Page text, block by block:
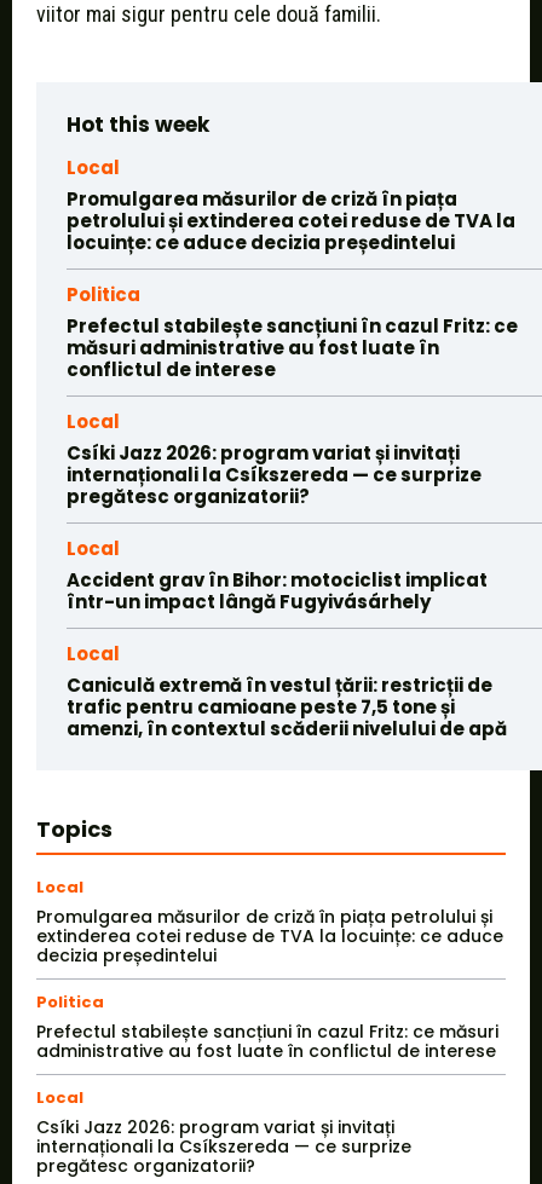
viitor mai sigur pentru cele două familii.
Hot this week
Local
Promulgarea măsurilor de criză în piața
petrolului și extinderea cotei reduse de TVA la
locuințe: ce aduce decizia președintelui
Politica
Prefectul stabilește sancțiuni în cazul Fritz: ce
măsuri administrative au fost luate în
conflictul de interese
Local
Csíki Jazz 2026: program variat și invitați
internaționali la Csíkszereda — ce surprize
pregătesc organizatorii?
Local
Accident grav în Bihor: motociclist implicat
într-un impact lângă Fugyivásárhely
Local
Caniculă extremă în vestul țării: restricții de
trafic pentru camioane peste 7,5 tone și
amenzi, în contextul scăderii nivelului de apă
Topics
Local
Promulgarea măsurilor de criză în piața petrolului și
extinderea cotei reduse de TVA la locuințe: ce aduce
decizia președintelui
Politica
Prefectul stabilește sancțiuni în cazul Fritz: ce măsuri
administrative au fost luate în conflictul de interese
Local
Csíki Jazz 2026: program variat și invitați
internaționali la Csíkszereda — ce surprize
pregătesc organizatorii?